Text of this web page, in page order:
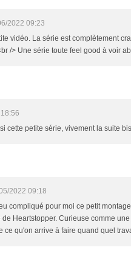
2022 09:23
vidéo. La série est complètement
/> Une série toute feel good à voir
cette petite série, vivement la suite
2022 09:18
compliqué pour moi ce petit
Heartstopper. Curieuse comme
ce qu'on arrive à faire quand quel